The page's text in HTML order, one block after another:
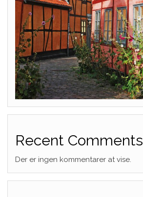
Recent Comments
Der er ingen kommentarer at vise.